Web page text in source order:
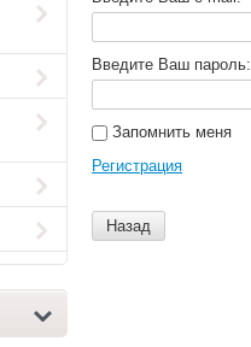
Введите Ваш пароль:
Запомнить меня
Регистрация
Назад